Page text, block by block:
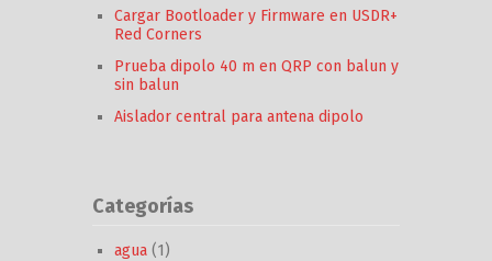
Cargar Bootloader y Firmware en USDR+
Red Corners
Prueba dipolo 40 m en QRP con balun y
sin balun
Aislador central para antena dipolo
Categorías
agua (1)